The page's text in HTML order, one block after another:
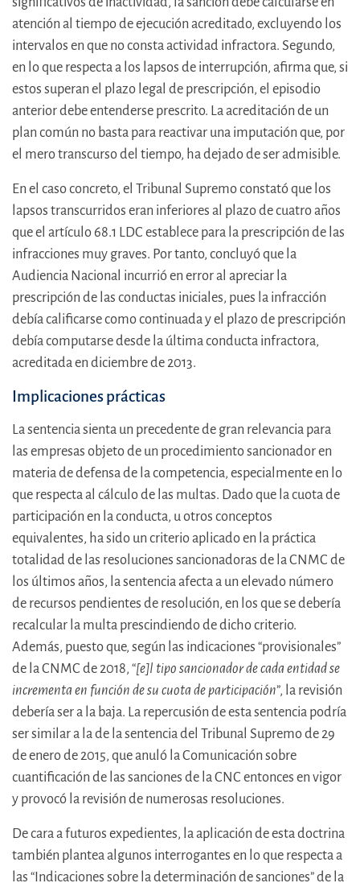
atención al tiempo de ejecución acreditado, excluyendo los
intervalos en que no consta actividad infractora. Segundo,
en lo que respecta a los lapsos de interrupción, afirma que, si
estos superan el plazo legal de prescripción, el episodio
anterior debe entenderse prescrito. La acreditación de un
plan común no basta para reactivar una imputación que, por
el mero transcurso del tiempo, ha dejado de ser admisible.
En el caso concreto, el Tribunal Supremo constató que los
lapsos transcurridos eran inferiores al plazo de cuatro años
que el artículo 68.1 LDC establece para la prescripción de las
infracciones muy graves. Por tanto, concluyó que la
Audiencia Nacional incurrió en error al apreciar la
prescripción de las conductas iniciales, pues la infracción
debía calificarse como continuada y el plazo de prescripción
debía computarse desde la última conducta infractora,
acreditada en diciembre de 2013.
Implicaciones prácticas
La sentencia sienta un precedente de gran relevancia para
las empresas objeto de un procedimiento sancionador en
materia de defensa de la competencia, especialmente en lo
que respecta al cálculo de las multas. Dado que la cuota de
participación en la conducta, u otros conceptos
equivalentes, ha sido un criterio aplicado en la práctica
totalidad de las resoluciones sancionadoras de la CNMC de
los últimos años, la sentencia afecta a un elevado número
de recursos pendientes de resolución, en los que se debería
recalcular la multa prescindiendo de dicho criterio.
Además, puesto que, según las indicaciones “provisionales”
de la CNMC de 2018, “[e]l tipo sancionador de cada entidad se
incrementa en función de su cuota de participación”, la revisión
debería ser a la baja. La repercusión de esta sentencia podría
ser similar a la de la sentencia del Tribunal Supremo de 29
de enero de 2015, que anuló la Comunicación sobre
cuantificación de las sanciones de la CNC entonces en vigor
y provocó la revisión de numerosas resoluciones.
De cara a futuros expedientes, la aplicación de esta doctrina
también plantea algunos interrogantes en lo que respecta a
las “Indicaciones sobre la determinación de sanciones” de la